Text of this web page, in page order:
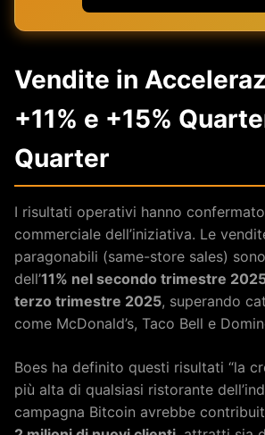
Vendite in
+11% e +15%
Quarter
I risultati operativi hanno
commerciale dell’iniziativa. Le
paragonabili (same-store sales)
dell’11% nel secondo trimestre
terzo trimestre 2025, superando
come McDonald’s, Taco Bell e
Boes ha definito questi risultati “la
più alta di qualsiasi ristorante
campagna Bitcoin avrebbe